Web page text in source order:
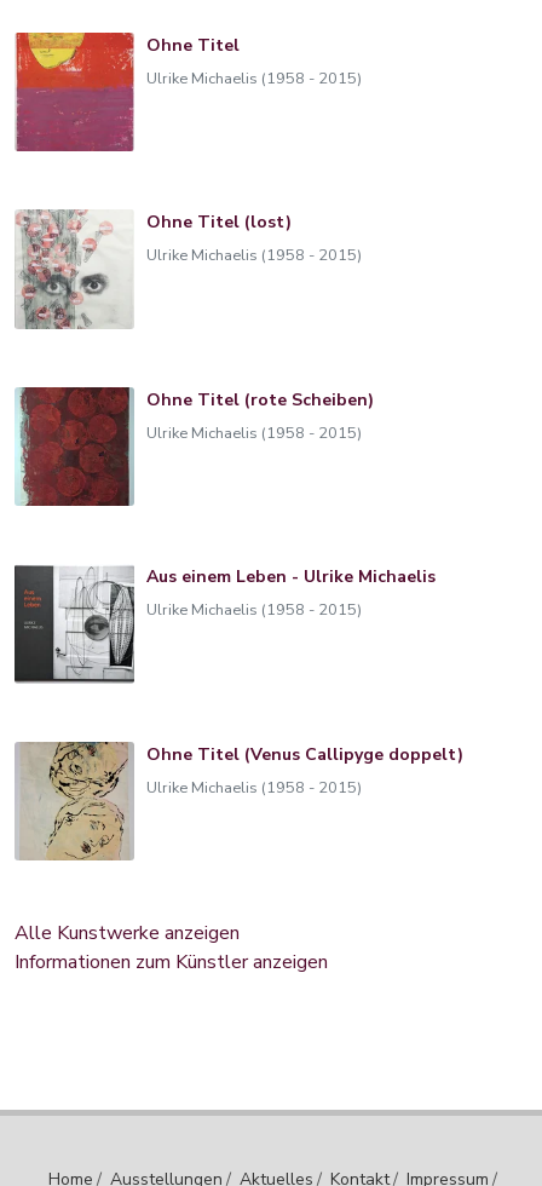
Ohne Titel
Ulrike Michaelis (1958 - 2015)
Ohne Titel (lost)
Ulrike Michaelis (1958 - 2015)
Ohne Titel (rote Scheiben)
Ulrike Michaelis (1958 - 2015)
Aus einem Leben - Ulrike Michaelis
Ulrike Michaelis (1958 - 2015)
Ohne Titel (Venus Callipyge doppelt)
Ulrike Michaelis (1958 - 2015)
Alle Kunstwerke anzeigen
Informationen zum Künstler anzeigen
Home / Ausstellungen / Aktuelles / Kontakt/ Impressum /